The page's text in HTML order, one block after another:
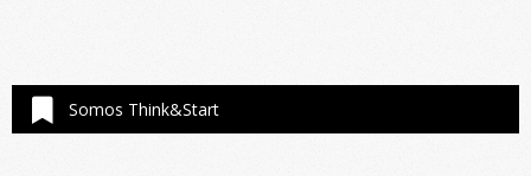
Somos Think&Start